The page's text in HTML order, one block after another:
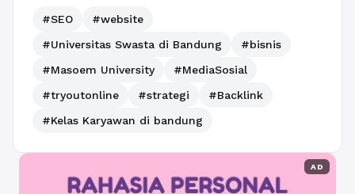
#SEO
#website
#Universitas Swasta di Bandung
#bisnis
#Masoem University
#MediaSosial
#tryoutonline
#strategi
#Backlink
#Kelas Karyawan di bandung
AD